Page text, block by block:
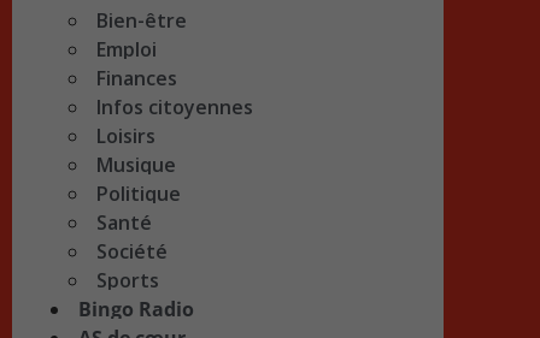
Bien-être
Emploi
Finances
Infos citoyennes
Loisirs
Musique
Politique
Santé
Société
Sports
Bingo Radio